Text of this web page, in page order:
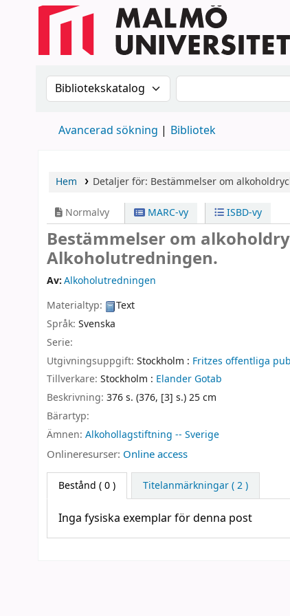
Sök i katalogen efter:Sök i katalogen
Avancerad sökning Bibliotek
Hem Detaljer för: Bestämmelser om
Normalvy MARC-vy ISBD-vy
Bestämmelser om
Alkoholutredningen.
Av:Alkoholutredningen
Materialtyp:
Text
Språk: Svenska
Serie:
Utgivningsuppgift: Stockholm : Fritzes offentliga
Tillverkare: Stockholm : Elander Gotab
Beskrivning: 376 s. (376, [3] s.) 25 cm
Bärartyp:
Ämnen: Alkohollagstiftning -- Sverige
Onlineresurser: Online access
Bestånd ( 0 ) Titelanmärkningar ( 2 )
Inga fysiska exemplar för denna post